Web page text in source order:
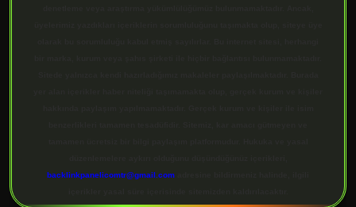
backlinkpanelicomtr@gmail.com